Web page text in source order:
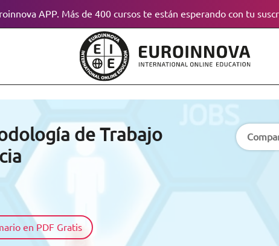
APP. Más de 400 cursos te están esperando con tu
de Trabajo
en PDF Gratis